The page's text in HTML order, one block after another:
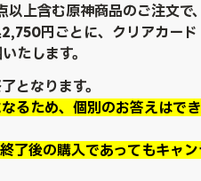
以上含む原神商品のご注文で
円ごとに、クリアカード
たします。
となります。
るため、個別のお答えはで
了後の購入であってもキャ